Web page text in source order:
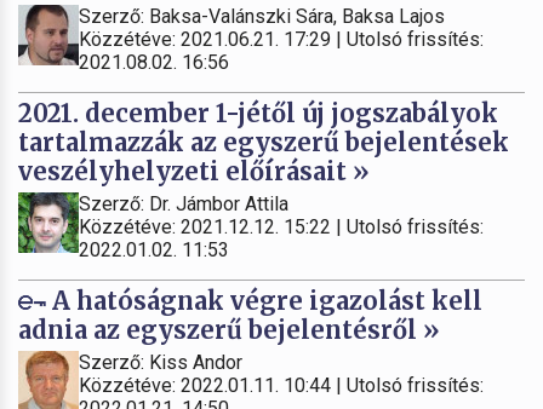
Szerző: Baksa-Valánszki Sára, Baksa Lajos
Közzétéve: 2021.06.21. 17:29 | Utolsó frissítés:
2021.08.02. 16:56
2021. december 1-jétől új jogszabályok
tartalmazzák az egyszerű bejelentések
veszélyhelyzeti előírásait »
Szerző: Dr. Jámbor Attila
Közzétéve: 2021.12.12. 15:22 | Utolsó frissítés:
2022.01.02. 11:53
A hatóságnak végre igazolást kell
adnia az egyszerű bejelentésről »
Szerző: Kiss Andor
Közzétéve: 2022.01.11. 10:44 | Utolsó frissítés: